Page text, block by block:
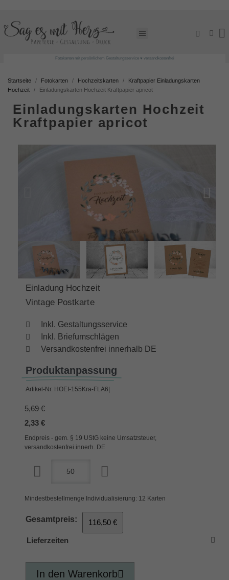
Fotokarten mit persönlichem Gestaltungsservice ♥ versandkostenfrei
Startseite Fotokarten Hochzeitskarten
Kraftpapier Einladungskarten
Hochzeit
Einladungskarten Hochzeit Kraftpapier apricot
Einladungskarten Hochzeit
Kraftpapier apricot
Einladung Hochzeit
Vintage Postkarte
Inkl. Gestaltungsservice
Inkl. Briefumschlägen
Versandkostenfrei innerhalb DE
Produktanpassung
Artikel-Nr. HOEI-155Kra-FLA6|
5,69 €
2,33 €
Endpreis - gem. § 19 UStG keine Umsatzsteuer,
versandkostenfrei innerh. DE
Mindestbestellmenge Individualisierung: 12 Karten
Gesamtpreis: 116,50 €
Lieferzeiten
In den Warenkorb